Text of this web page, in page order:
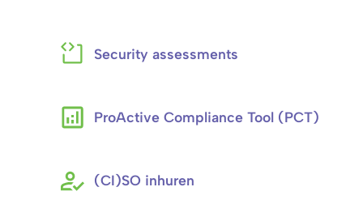
Security assessments
ProActive Compliance Tool (PCT)
(CI)SO inhuren